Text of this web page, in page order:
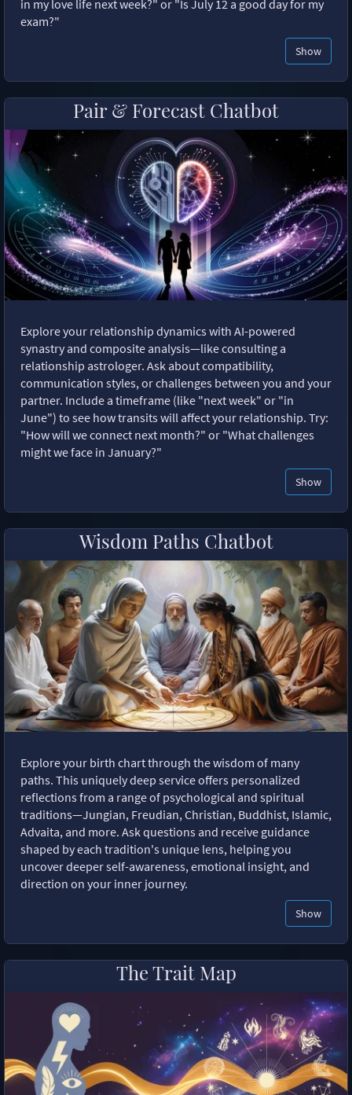
in my love life next week?" or "Is July 12 a good day for my
exam?"
Show
Pair & Forecast Chatbot
Explore your relationship dynamics with AI-powered
synastry and composite analysis—like consulting a
relationship astrologer. Ask about compatibility,
communication styles, or challenges between you and your
partner. Include a timeframe (like "next week" or "in
June") to see how transits will affect your relationship. Try:
"How will we connect next month?" or "What challenges
might we face in January?"
Show
Wisdom Paths Chatbot
Explore your birth chart through the wisdom of many
paths. This uniquely deep service offers personalized
reflections from a range of psychological and spiritual
traditions—Jungian, Freudian, Christian, Buddhist, Islamic,
Advaita, and more. Ask questions and receive guidance
shaped by each tradition's unique lens, helping you
uncover deeper self-awareness, emotional insight, and
direction on your inner journey.
Show
The Trait Map